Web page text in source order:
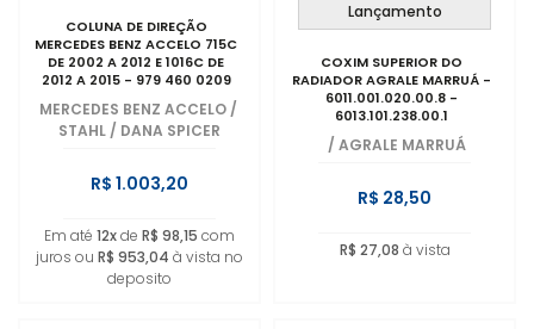
COLUNA DE DIREÇÃO
MERCEDES BENZ ACCELO 715C
DE 2002 A 2012 E 1016C DE
2012 A 2015 - 979 460 0209
MERCEDES BENZ ACCELO /
STAHL / DANA SPICER
R$ 1.003,20
Em até 12xde R$ 98,15 com
juros ou R$ 953,04 à vista no
deposito
Lançamento
COXIM SUPERIOR DO
RADIADOR AGRALE MARRUÁ -
6011.001.020.00.8 -
6013.101.238.00.1
/ AGRALE MARRUÁ
R$ 28,50
R$ 27,08 à vista